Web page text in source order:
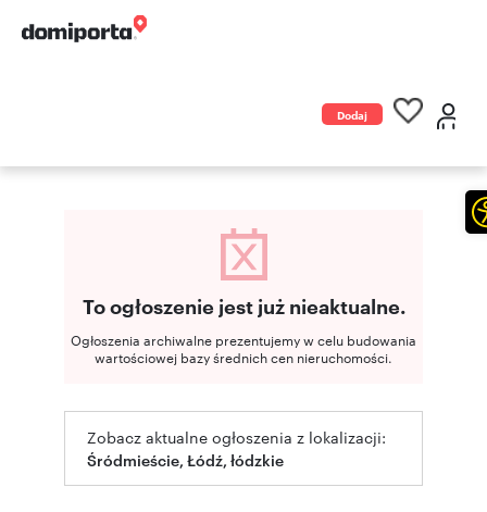
Dodaj
To ogłoszenie jest już nieaktualne.
Ogłoszenia archiwalne prezentujemy w celu budowania
wartościowej bazy średnich cen nieruchomości.
Zobacz aktualne ogłoszenia z lokalizacji:
Śródmieście, Łódź, łódzkie